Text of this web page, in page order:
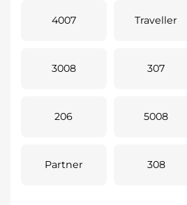
4007 Traveller
3008 307
206 5008
Partner 308